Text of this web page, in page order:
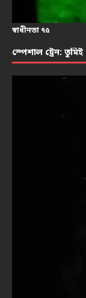
স্বাধীনতা ৭৫
স্পেশাল ট্রেন: